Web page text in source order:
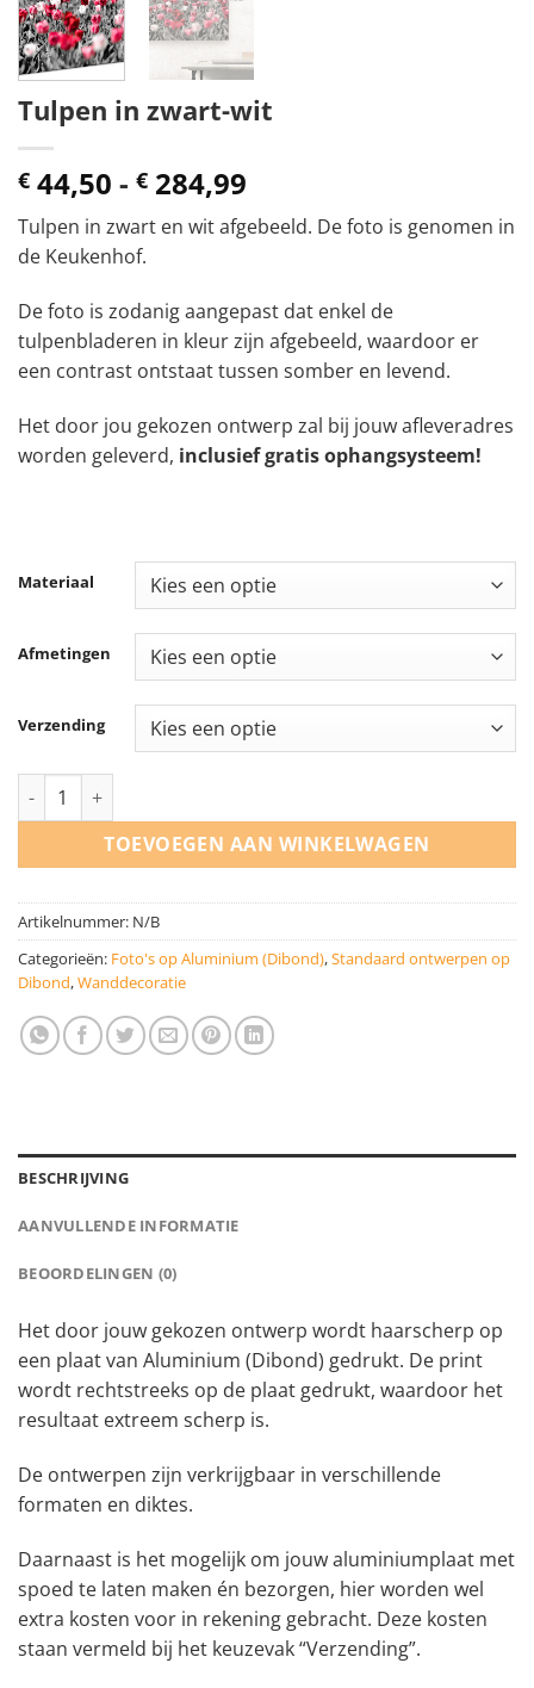
Tulpen in zwart-wit
€ 44,50 - € 284,99
€ 44,50
tot
Tulpen in zwart en wit afgebeeld. De foto is genomen in
de Keukenhof.
De foto is zodanig aangepast dat enkel de
tulpenbladeren in kleur zijn afgebeeld, waardoor er
een contrast ontstaat tussen somber en levend.
Het door jou gekozen ontwerp zal bij jouw afleveradres
worden geleverd, inclusief gratis ophangsysteem!
Materiaal
Afmetingen
Verzending
Tulpen in zwart-wit aantal
TOEVOEGEN AAN WINKELWAGEN
Artikelnummer: N/B
Categorieën: Foto's op Aluminium (Dibond),Standaard ontwerpen op
Dibond,Wanddecoratie
BESCHRIJVING
AANVULLENDE INFORMATIE
BEOORDELINGEN (0)
Het door jouw gekozen ontwerp wordt haarscherp op
een plaat van Aluminium (Dibond) gedrukt. De print
wordt rechtstreeks op de plaat gedrukt, waardoor het
resultaat extreem scherp is.
De ontwerpen zijn verkrijgbaar in verschillende
formaten en diktes.
Daarnaast is het mogelijk om jouw aluminiumplaat met
spoed te laten maken én bezorgen, hier worden wel
extra kosten voor in rekening gebracht. Deze kosten
staan vermeld bij het keuzevak “Verzending”.